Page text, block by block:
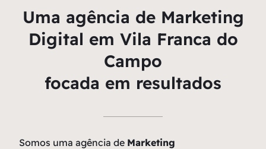
Uma agência de Marketing
Digital em Vila Franca do
Campo
focada em resultados
Somos uma agência de Marketing